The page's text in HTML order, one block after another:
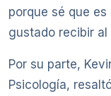
porque sé que
gustado recibir al
Por su parte,
Psicología,